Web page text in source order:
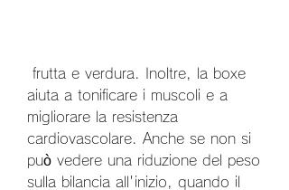
aiuta a tonificare i muscoli e a
migliorare la resistenza
cardiovascolare. Anche se non si
può vedere una riduzione del peso
sulla bilancia all'inizio, quando il